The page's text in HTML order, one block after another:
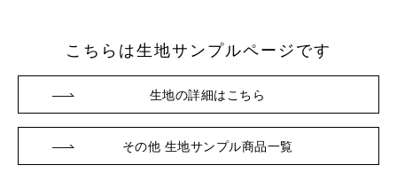
※詳しくはこちら
こちらは生地サンプルページです
生地の詳細はこちら
その他 生地サンプル商品一覧